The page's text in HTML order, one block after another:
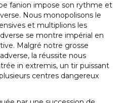
fanion impose son rythme et
Nous monopolisons le
et multiplions les
se montre impérial en
Malgré notre grosse
la réussite nous
in extremis, un tir puissant
centres dangereux